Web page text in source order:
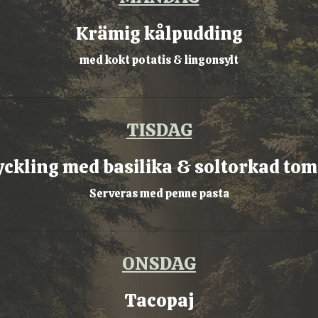
Krämig kålpudding
med kokt potatis & lingonsylt
TISDAG
med basilika & soltorkad
Serveras med penne pasta
ONSDAG
Tacopaj